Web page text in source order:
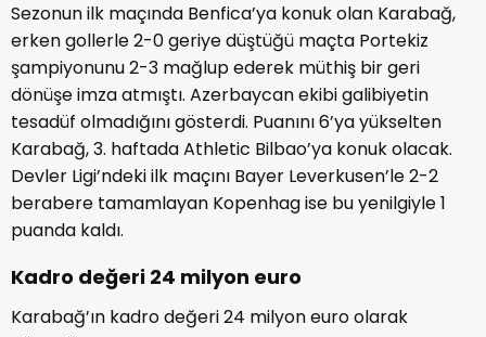
Sezonun ilk maçında Benfica’ya konuk olan Karabağ,
erken gollerle 2-0 geriye düştüğü maçta Portekiz
şampiyonunu 2-3 mağlup ederek müthiş bir geri
dönüşe imza atmıştı. Azerbaycan ekibi galibiyetin
tesadüf olmadığını gösterdi. Puanını 6’ya yükselten
Karabağ, 3. haftada Athletic Bilbao’ya konuk olacak.
Devler Ligi’ndeki ilk maçını Bayer Leverkusen’le 2-2
berabere tamamlayan Kopenhag ise bu yenilgiyle 1
puanda kaldı.
Kadro değeri 24 milyon euro
Karabağ’ın kadro değeri 24 milyon euro olarak